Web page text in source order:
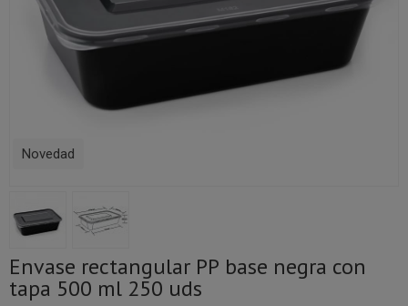
Novedad
Envase rectangular PP base negra con
tapa 500 ml 250 uds